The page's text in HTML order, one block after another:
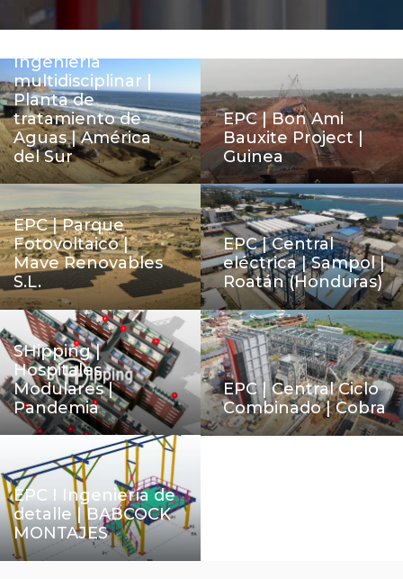
Ingeniería
multidisciplinar |
Planta de
tratamiento de
Aguas | América
del Sur
EPC | Bon Ami
Bauxite Project |
Guinea
EPC | Parque
Fotovoltaico |
Mave Renovables
S.L.
EPC | Central
eléctrica | Sampol |
Roatán (Honduras)
SHipping |
Hospitales
Modulares |
Pandemia
EPC | Central Ciclo
Combinado | Cobra
EPC I Ingeniería de
detalle | BABCOCK
MONTAJES